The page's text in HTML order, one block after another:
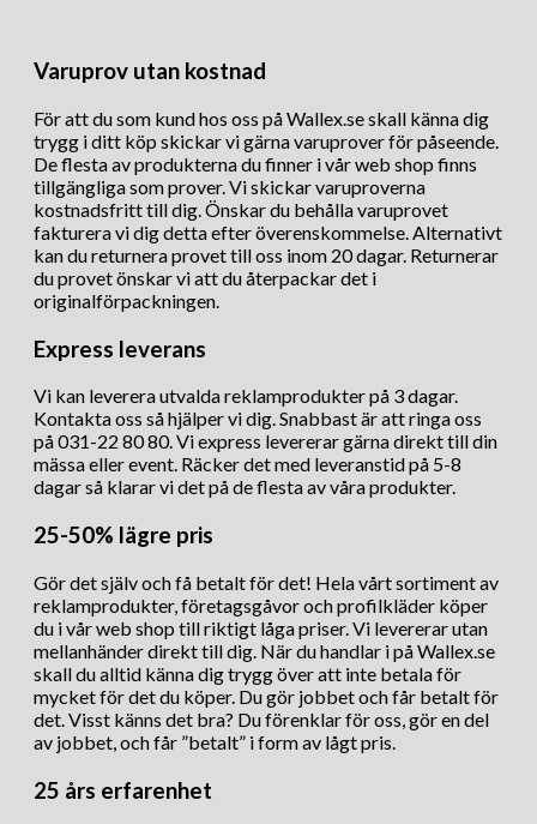
Varuprov utan kostnad
För att du som kund hos oss på Wallex.se skall känna dig
trygg i ditt köp skickar vi gärna varuprover för påseende.
De flesta av produkterna du finner i vår web shop finns
tillgängliga som prover. Vi skickar varuproverna
kostnadsfritt till dig. Önskar du behålla varuprovet
fakturera vi dig detta efter överenskommelse. Alternativt
kan du returnera provet till oss inom 20 dagar. Returnerar
du provet önskar vi att du återpackar det i
originalförpackningen.
Express leverans
Vi kan leverera utvalda reklamprodukter på 3 dagar.
Kontakta oss så hjälper vi dig. Snabbast är att ringa oss
på 031-22 80 80. Vi express levererar gärna direkt till din
mässa eller event. Räcker det med leveranstid på 5-8
dagar så klarar vi det på de flesta av våra produkter.
25-50% lägre pris
Gör det själv och få betalt för det! Hela vårt sortiment av
reklamprodukter, företagsgåvor och profilkläder köper
du i vår web shop till riktigt låga priser. Vi levererar utan
mellanhänder direkt till dig. När du handlar i på Wallex.se
skall du alltid känna dig trygg över att inte betala för
mycket för det du köper. Du gör jobbet och får betalt för
det. Visst känns det bra? Du förenklar för oss, gör en del
av jobbet, och får ”betalt” i form av lågt pris.
25 års erfarenhet